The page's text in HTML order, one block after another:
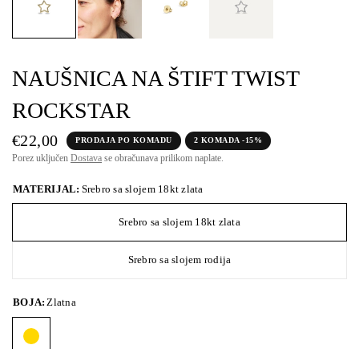
NAUŠNICA NA ŠTIFT TWIST
ROCKSTAR
€22,00 PRODAJA PO KOMADU 2 KOMADA -15%
Porez uključen Dostava se obračunava prilikom naplate.
MATERIJAL: Srebro sa slojem 18kt zlata
Srebro sa slojem 18kt zlata
Srebro sa slojem rodija
BOJA: Zlatna